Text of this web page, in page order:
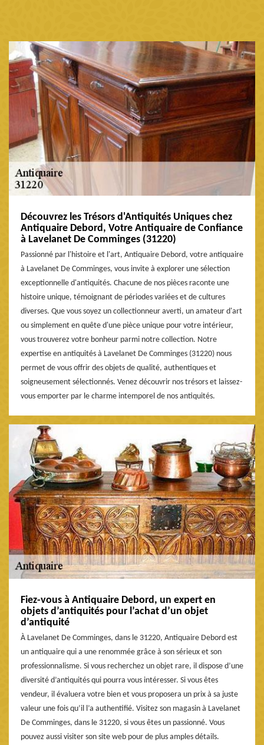
Découvrez les Trésors d'Antiquités Uniques chez
Antiquaire Debord, Votre Antiquaire de Confiance
à Lavelanet De Comminges (31220)
Passionné par l'histoire et l'art, Antiquaire Debord, votre antiquaire
à Lavelanet De Comminges, vous invite à explorer une sélection
exceptionnelle d'antiquités. Chacune de nos pièces raconte une
histoire unique, témoignant de périodes variées et de cultures
diverses. Que vous soyez un collectionneur averti, un amateur d'art
ou simplement en quête d'une pièce unique pour votre intérieur,
vous trouverez votre bonheur parmi notre collection. Notre
expertise en antiquités à Lavelanet De Comminges (31220) nous
permet de vous offrir des objets de qualité, authentiques et
soigneusement sélectionnés. Venez découvrir nos trésors et laissez-
vous emporter par le charme intemporel de nos antiquités.
Fiez-vous à Antiquaire Debord, un expert en
objets d’antiquités pour l’achat d’un objet
d’antiquité
À Lavelanet De Comminges, dans le 31220, Antiquaire Debord est
un antiquaire qui a une renommée grâce à son sérieux et son
professionnalisme. Si vous recherchez un objet rare, il dispose d’une
diversité d’antiquités qui pourra vous intéresser. Si vous êtes
vendeur, il évaluera votre bien et vous proposera un prix à sa juste
valeur une fois qu’il l’a authentifié. Visitez son magasin à Lavelanet
De Comminges, dans le 31220, si vous êtes un passionné. Vous
pouvez aussi visiter son site web pour de plus amples détails.